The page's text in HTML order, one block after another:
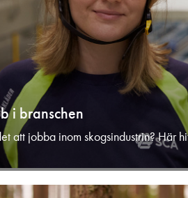
i branschen
att jobba inom skogsindustrin? Här